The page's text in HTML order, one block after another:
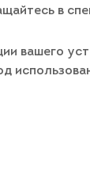
в
вашего